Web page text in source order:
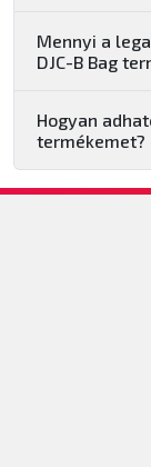
Mennyi a
DJC-B Bag
Hogyan
termékemet?